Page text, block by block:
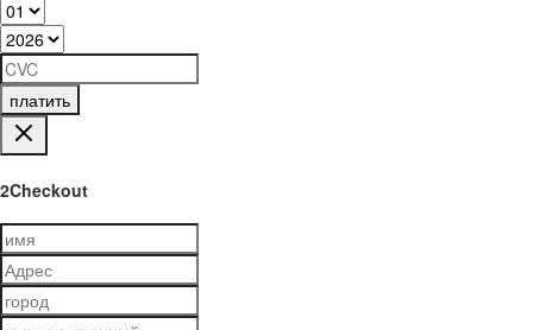
платить
2Checkout